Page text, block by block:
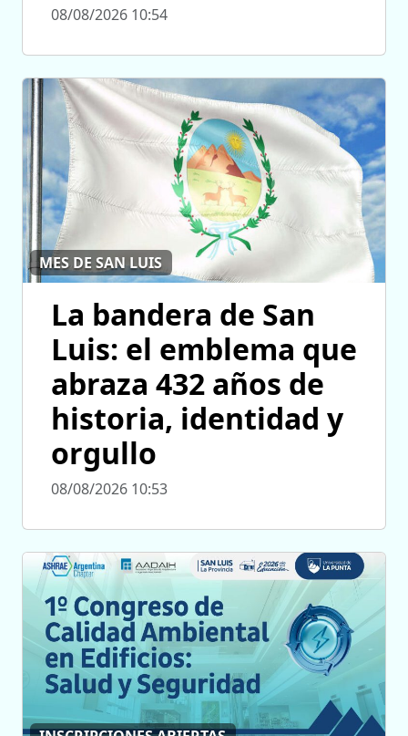
08/08/2026 10:54
MES DE SAN LUIS
La bandera de San
Luis: el emblema que
abraza 432 años de
historia, identidad y
orgullo
08/08/2026 10:53